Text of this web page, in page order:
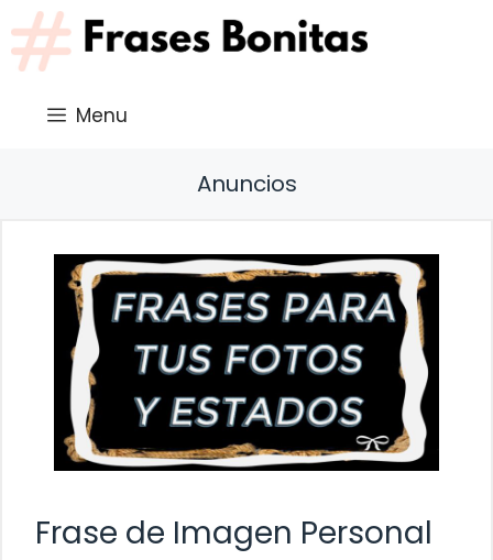
Saltar
al
contenido
Menu
Anuncios
Frase de Imagen Personal